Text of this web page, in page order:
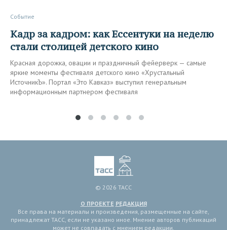
Событие
Кадр за кадром: как Ессентуки на неделю
стали столицей детского кино
Красная дорожка, овации и праздничный фейерверк — самые
яркие моменты фестиваля детского кино «Хрустальный
ИсточникЪ». Портал «Это Кавказ» выступил генеральным
информационным партнером фестиваля
© 2026 ТАСС
О ПРОЕКТЕ РЕДАКЦИЯ
Все права на материалы и произведения, размещенные на сайте,
принадлежат ТАСС, если не указано иное. Мнение авторов публикаций
может не совпадать с мнением редакции.